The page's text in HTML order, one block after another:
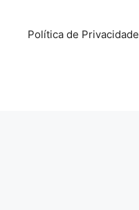
Política de Privacidade